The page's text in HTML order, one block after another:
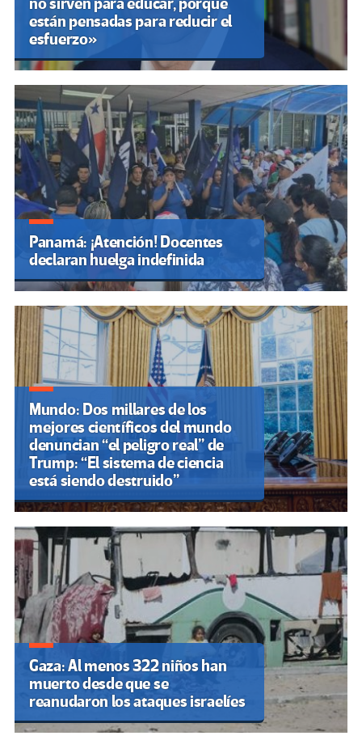
están pensadas para reducir el
esfuerzo»
Panamá: ¡Atención! Docentes
declaran huelga indefinida
Mundo: Dos millares de los
mejores científicos del mundo
denuncian “el peligro real” de
Trump: “El sistema de ciencia
está siendo destruido”
Gaza: Al menos 322 niños han
muerto desde que se
reanudaron los ataques israelíes